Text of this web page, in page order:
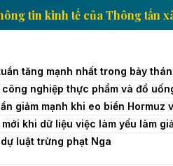
Trang thông tin kinh tế của
tăng mạnh nhất trong bảy
nghiệp thực phẩm và đồ
giảm mạnh khi eo biển Hormuz
khi dữ liệu việc làm yếu làm
luật trừng phạt Nga